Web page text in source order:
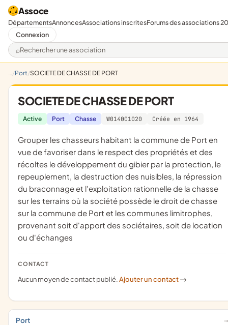
Assoce
Rechercher une association
DépartementsAnnoncesAssociations inscritesForums des associations
Connexion
Port SOCIETE DE CHASSE DE PORT
SOCIETE DE CHASSE DE PORT
Active Port Chasse W014001020 Créée en 1964
grouper les chasseurs habitant la commune de Port en
vue de favoriser dans le respect des propriétés et des
récoltes le développement du gibier par la protection, le
repeuplement, la destruction des nuisibles, la répression
du braconnage et l'exploitation rationnelle de la chasse
sur les terrains où la société possède le droit de chasse
sur la commune de Port et les communes limitrophes,
provenant soit d'apport des sociétaires, soit de location
ou d'échanges
CONTACT
Aucun moyen de contact publié.Ajouter un contact ->
Port